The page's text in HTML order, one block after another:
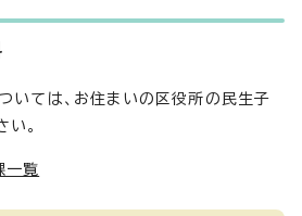
いては、お住まいの区役所の民生子
。
一覧